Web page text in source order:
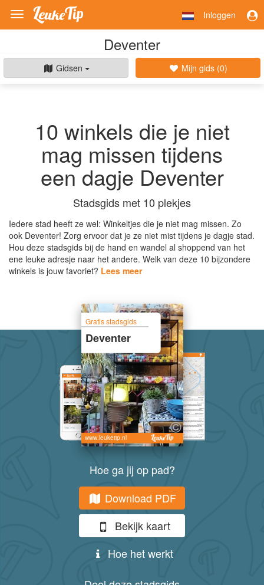
Toggle
navigation
Inloggen
Deventer
Gidsen Mijn gids (0)
10 winkels die je niet
mag missen tijdens
een dagje Deventer
Stadsgids met 10 plekjes
Iedere stad heeft ze wel: Winkeltjes die je niet mag missen. Zo
ook Deventer! Zorg ervoor dat je ze niet mist tijdens je dagje stad.
Hou deze stadsgids bij de hand en wandel al shoppend van het
ene leuke adresje naar het andere. Welk van deze 10 bijzondere
winkels is jouw favoriet? Lees meer
Gratis stadsgids
Deventer
www.leuketip.nl
Hoe ga jij op pad?
Download PDF
Bekijk kaart
Hoe het werkt